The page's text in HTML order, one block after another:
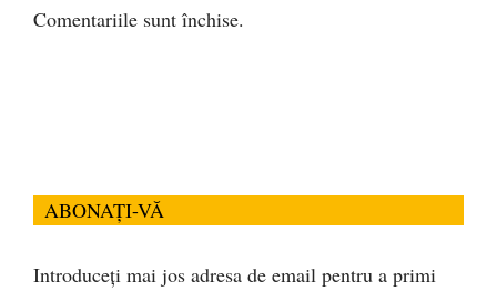
Comentariile sunt închise.
ABONAȚI-VĂ
Introduceți mai jos adresa de email pentru a primi